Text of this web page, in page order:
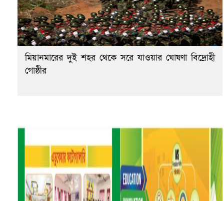
মিয়ানমারের দুই শহর থেকে সরে যাওয়ার ঘোষণা বিদ্রোহী
গোষ্ঠীর